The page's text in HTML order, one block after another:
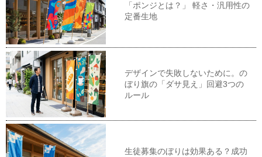
「ポンジとは？」 軽さ・汎用性の
定番生地
デザインで失敗しないために。の
ぼり旗の「ダサ見え」回避3つの
ルール
生徒募集のぼりは効果ある？成功